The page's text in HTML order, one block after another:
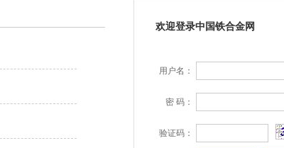
欢迎登录中国铁合金网
用户名：
密 码：
验证码：